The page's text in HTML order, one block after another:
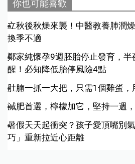
你也可能喜歡
立秋後秋燥來襲！中醫教養肺潤
換季不適
鄭家純懷孕9週胚胎停止發育，半
醒！必知降低胎停風險4點
肚腩一抓一大把，只需1個雞蛋，
減肥首選，檸檬加它，堅持一週
暑假天天起衝突？孩子愛頂嘴別
巧」重新拉近心距離